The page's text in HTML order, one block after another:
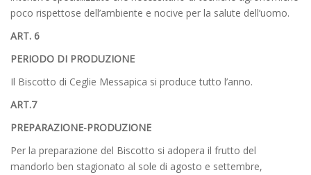
poco rispettose dell’ambiente e nocive per la salute dell’uomo.
ART. 6
PERIODO DI PRODUZIONE
Il Biscotto di Ceglie Messapica si produce tutto l’anno.
ART.7
PREPARAZIONE-PRODUZIONE
Per la preparazione del Biscotto si adopera il frutto del
mandorlo ben stagionato al sole di agosto e settembre,